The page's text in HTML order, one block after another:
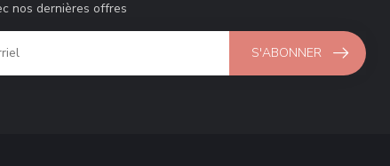
nos dernières offres
S'ABONNER